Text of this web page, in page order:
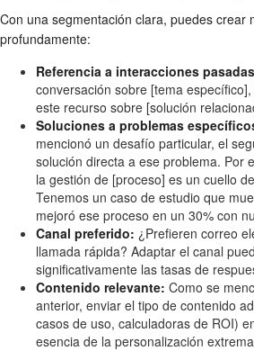
Con una segmentación clara, puedes crear
profundamente:
Referencia a interacciones
conversación sobre [tema
este recurso sobre [solución
Soluciones a problemas
mencionó un desafío particular, el
solución directa a ese problema. Por
la gestión de [proceso] es un cuello
Tenemos un caso de estudio que
mejoró ese proceso en un 30% con
Canal preferido: ¿Prefieren correo
llamada rápida? Adaptar el canal
significativamente las tasas de
Contenido relevante: Como se
anterior, enviar el tipo de contenido
casos de uso, calculadoras de ROI)
esencia de la personalización